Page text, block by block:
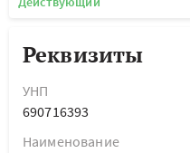
Реквизиты
УНП
690716393
Наименование